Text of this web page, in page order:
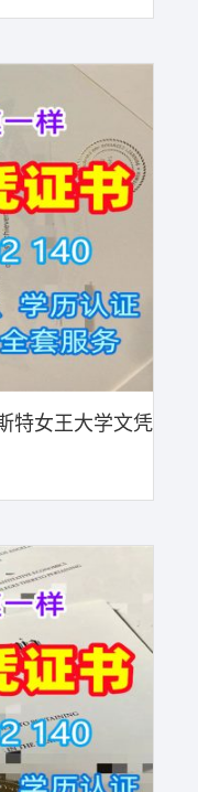
特女王大学文凭